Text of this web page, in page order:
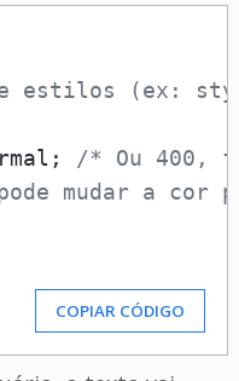
estilos (ex:
/* Ou 400,
pode mudar a
COPIAR CÓDIGO